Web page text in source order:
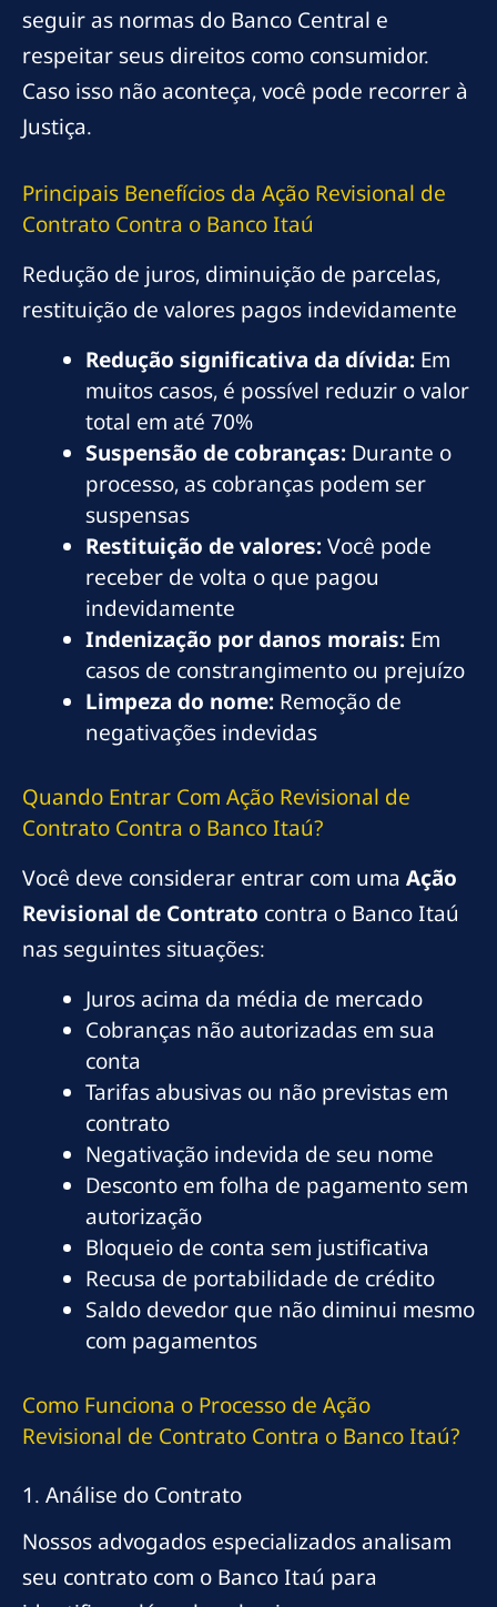
seguir as normas do Banco Central e
respeitar seus direitos como consumidor.
Caso isso não aconteça, você pode recorrer à
Justiça.
Principais Benefícios da Ação Revisional de
Contrato Contra o Banco Itaú
Redução de juros, diminuição de parcelas,
restituição de valores pagos indevidamente
Redução significativa da dívida: Em
muitos casos, é possível reduzir o valor
total em até 70%
Suspensão de cobranças: Durante o
processo, as cobranças podem ser
suspensas
Restituição de valores:Você pode
receber de volta o que pagou
indevidamente
Indenização por danos morais: Em
casos de constrangimento ou prejuízo
Limpeza do nome: Remoção de
negativações indevidas
Quando Entrar Com Ação Revisional de
Contrato Contra o Banco Itaú?
Você deve considerar entrar com uma Ação
Revisional de Contrato contra o Banco Itaú
nas seguintes situações:
Juros acima da média de mercado
Cobranças não autorizadas em sua
conta
Tarifas abusivas ou não previstas em
contrato
Negativação indevida de seu nome
Desconto em folha de pagamento sem
autorização
Bloqueio de conta sem justificativa
Recusa de portabilidade de crédito
Saldo devedor que não diminui mesmo
com pagamentos
Como Funciona o Processo de Ação
Revisional de Contrato Contra o Banco Itaú?
1. Análise do Contrato
Nossos advogados especializados analisam
seu contrato com o Banco Itaú para